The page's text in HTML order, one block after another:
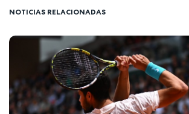
NOTICIAS RELACIONADAS